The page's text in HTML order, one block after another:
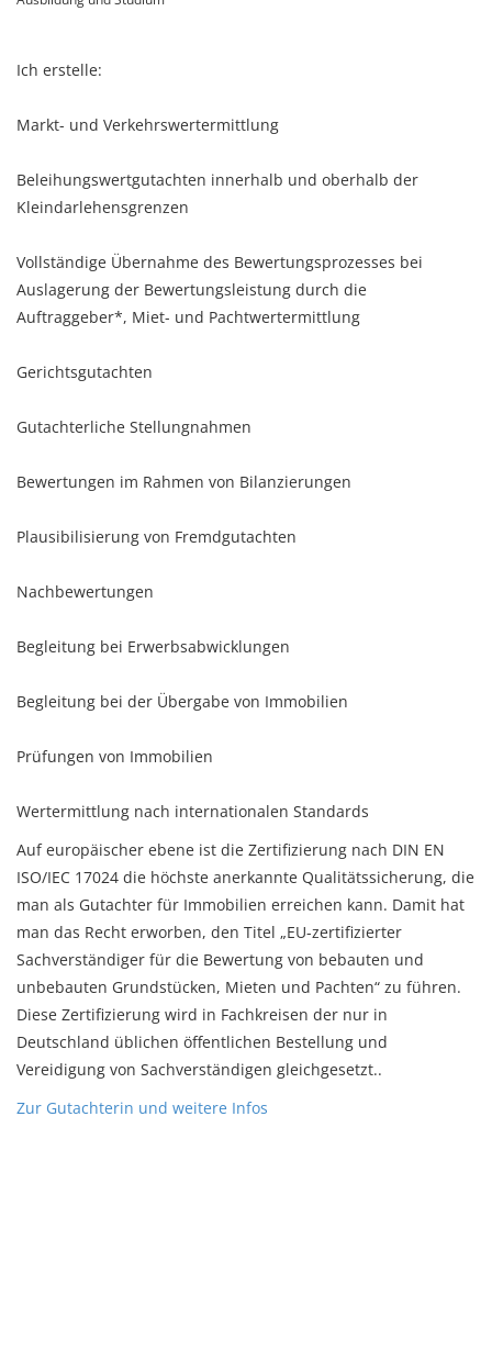
Ich erstelle:
Markt- und Verkehrswertermittlung
Beleihungswertgutachten innerhalb und oberhalb der
Kleindarlehensgrenzen
Vollständige Übernahme des Bewertungsprozesses bei
Auslagerung der Bewertungsleistung durch die
Auftraggeber*, Miet- und Pachtwertermittlung
Gerichtsgutachten
Gutachterliche Stellungnahmen
Bewertungen im Rahmen von Bilanzierungen
Plausibilisierung von Fremdgutachten
Nachbewertungen
Begleitung bei Erwerbsabwicklungen
Begleitung bei der Übergabe von Immobilien
Prüfungen von Immobilien
Wertermittlung nach internationalen Standards
Auf europäischer ebene ist die Zertifizierung nach DIN EN
ISO/IEC 17024 die höchste anerkannte Qualitätssicherung, die
man als Gutachter für Immobilien erreichen kann. Damit hat
man das Recht erworben, den Titel „EU-zertifizierter
Sachverständiger für die Bewertung von bebauten und
unbebauten Grundstücken, Mieten und Pachten“ zu führen.
Diese Zertifizierung wird in Fachkreisen der nur in
Deutschland üblichen öffentlichen Bestellung und
Vereidigung von Sachverständigen gleichgesetzt..
Zur Gutachterin und weitere Infos